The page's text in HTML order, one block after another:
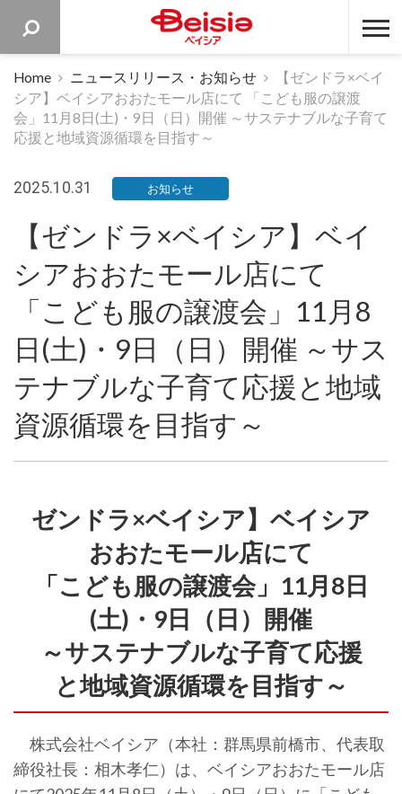
ベイシア
Home ニュースリリース・お知らせ
【ゼンドラ×ベイ
シア】ベイシアおおたモール店にて 「こども服の譲渡
会」11月8日(土)・9日（日）開催 ～サステナブルな子育て
応援と地域資源循環を目指す～
2025.10.31 お知らせ
【ゼンドラ×ベイシア】ベイ
シアおおたモール店にて
「こども服の譲渡会」11月8
日(土)・9日（日）開催 ～サス
テナブルな子育て応援と地域
資源循環を目指す～
ゼンドラ×ベイシア】ベイシア
おおたモール店にて
「こども服の譲渡会」11月8日
(土)・9日（日）開催
～サステナブルな子育て応援
と地域資源循環を目指す～
株式会社ベイシア（本社：群馬県前橋市、代表取
締役社長：相木孝仁）は、ベイシアおおたモール店